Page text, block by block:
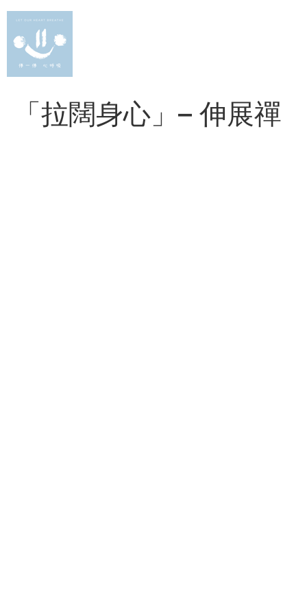
Skip
content
「拉闊身心」– 伸展禪